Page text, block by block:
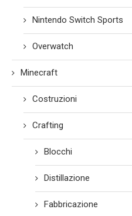
Nintendo Switch Sports
Overwatch
Minecraft
Costruzioni
Crafting
Blocchi
Distillazione
Fabbricazione